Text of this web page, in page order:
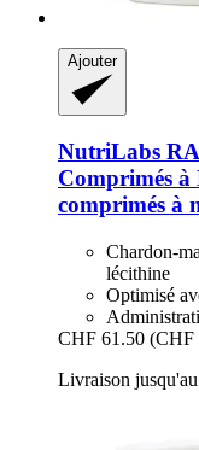
Ajouter
NutriLabs
Comprimés à
comprimés à
Chardon-
lécithine
Optimisé
CHF 61.50 (CHF
Livraison